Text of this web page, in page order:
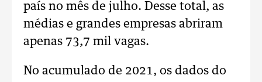
país no mês de julho. Desse total, as
médias e grandes empresas abriram
apenas 73,7 mil vagas.
No acumulado de 2021, os dados do